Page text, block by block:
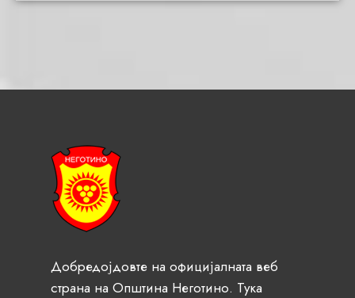
Добредојдовте на официјалната веб
страна на Општина Неготино. Тука